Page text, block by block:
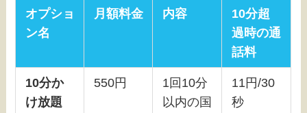
オプショ
ン名
月額料金 内容
10分超
過時の通
話料
10分か
け放題
550円
1回10分
以内の国
11円/30
秒